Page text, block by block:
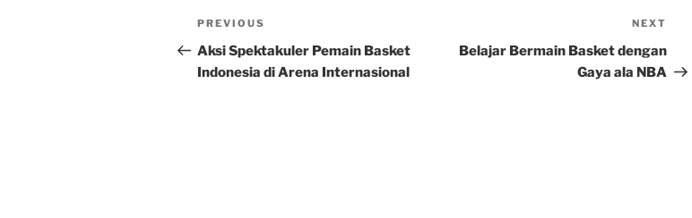
Post
navigation
Previous
Post
PREVIOUS
Aksi Spektakuler Pemain Basket
Indonesia di Arena Internasional
Post
NEXT
Belajar Bermain Basket dengan
Gaya ala NBA